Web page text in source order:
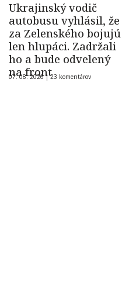
Ukrajinský vodič
autobusu vyhlásil, že
za Zelenského bojujú
len hlupáci. Zadržali
ho a bude odvelený
na front
07. 08. 2026 |23 komentárov